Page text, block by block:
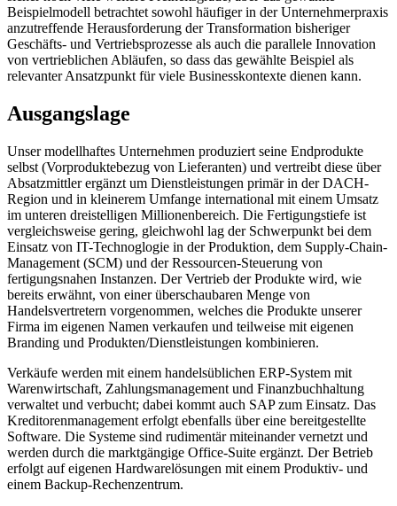
Beispielmodell betrachtet sowohl häufiger in der Unternehmerpraxis
anzutreffende Herausforderung der Transformation bisheriger
Geschäfts- und Vertriebsprozesse als auch die parallele Innovation
von vertrieblichen Abläufen, so dass das gewählte Beispiel als
relevanter Ansatzpunkt für viele Businesskontexte dienen kann.
Ausgangslage
Unser modellhaftes Unternehmen produziert seine Endprodukte
selbst (Vorproduktebezug von Lieferanten) und vertreibt diese über
Absatzmittler ergänzt um Dienstleistungen primär in der DACH-
Region und in kleinerem Umfange international mit einem Umsatz
im unteren dreistelligen Millionenbereich. Die Fertigungstiefe ist
vergleichsweise gering, gleichwohl lag der Schwerpunkt bei dem
Einsatz von IT-Technoglogie in der Produktion, dem Supply-Chain-
Management (SCM) und der Ressourcen-Steuerung von
fertigungsnahen Instanzen. Der Vertrieb der Produkte wird, wie
bereits erwähnt, von einer überschaubaren Menge von
Handelsvertretern vorgenommen, welches die Produkte unserer
Firma im eigenen Namen verkaufen und teilweise mit eigenen
Branding und Produkten/Dienstleistungen kombinieren.
Verkäufe werden mit einem handelsüblichen ERP-System mit
Warenwirtschaft, Zahlungsmanagement und Finanzbuchhaltung
verwaltet und verbucht; dabei kommt auch SAP zum Einsatz. Das
Kreditorenmanagement erfolgt ebenfalls über eine bereitgestellte
Software. Die Systeme sind rudimentär miteinander vernetzt und
werden durch die marktgängige Office-Suite ergänzt. Der Betrieb
erfolgt auf eigenen Hardwarelösungen mit einem Produktiv- und
einem Backup-Rechenzentrum.